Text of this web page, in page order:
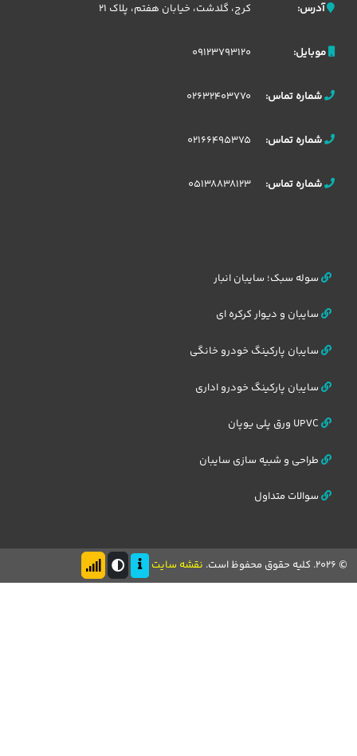
آدرس: کرج، گلدشت، خیابان هفتم، پلاک 21
موبایل: 09123793120
شماره تماس: 02632403770
شماره تماس: 02166495375
شماره تماس: 05138838123
سوله سبک؛ سایبان انبار
سایبان و دیوار کرکره ای
سایبان پارکینگ خودرو خانگی
سایبان پارکینگ خودرو اداری
طراحی و شبیه سازی سایبان
سوالات متداول
نقشه سایت